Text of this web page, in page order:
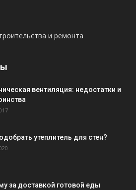
и ремонта
вентиляция: недостатки и
утеплитель для стен?
за доставкой готовой еды